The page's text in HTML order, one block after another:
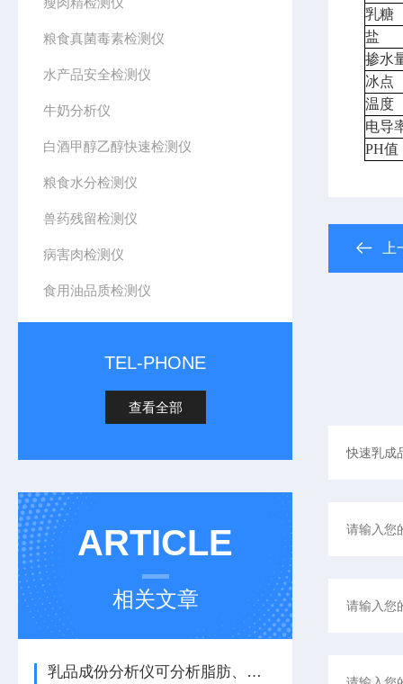
粮食真菌毒素检测仪
水产品安全检测仪
牛奶分析仪
白酒甲醇乙醇快速检测仪
粮食水分检测仪
兽药残留检测仪
病害肉检测仪
食用油品质检测仪
TEL-PHONE
查看全部
ARTICLE
相关文章
乳品成份分析仪可分析脂肪、蛋白质、乳糖、非脂乳固体等
乳糖
盐
掺水
冰点
温度
电导
PH值